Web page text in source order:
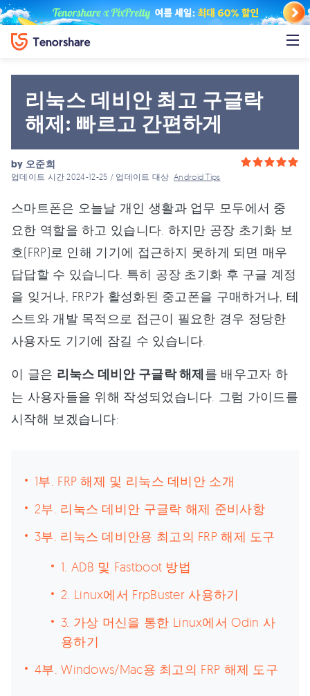
리눅스 데비안 최고 구글락
해제: 빠르고 간편하게
by 오준희
업데이트 시간 2024-12-25 / 업데이트 대상Android Tips
스마트폰은 오늘날 개인 생활과 업무 모두에서 중
요한 역할을 하고 있습니다. 하지만 공장 초기화 보
호(FRP)로 인해 기기에 접근하지 못하게 되면 매우
답답할 수 있습니다. 특히 공장 초기화 후 구글 계정
을 잊거나, FRP가 활성화된 중고폰을 구매하거나, 테
스트와 개발 목적으로 접근이 필요한 경우 정당한
사용자도 기기에 잠길 수 있습니다.
이 글은 리눅스 데비안 구글락 해제를 배우고자 하
는 사용자들을 위해 작성되었습니다. 그럼 가이드를
시작해 보겠습니다:
1부. FRP 해제 및 리눅스 데비안 소개
2부. 리눅스 데비안 구글락 해제 준비사항
3부. 리눅스 데비안용 최고의 FRP 해제 도구
1. ADB 및 Fastboot 방법
2. Linux에서 FrpBuster 사용하기
3. 가상 머신을 통한 Linux에서 Odin 사
용하기
4부. Windows/Mac용 최고의 FRP 해제 도구